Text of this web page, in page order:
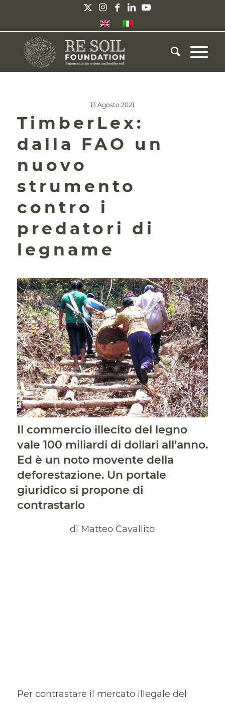
13 Agosto 2021
TimberLex:
dalla FAO un
nuovo
strumento
contro i
predatori di
legname
Il commercio illecito del legno
vale 100 miliardi di dollari all’anno.
Ed è un noto movente della
deforestazione. Un portale
giuridico si propone di
contrastarlo
di Matteo Cavallito
Per contrastare il mercato illegale del